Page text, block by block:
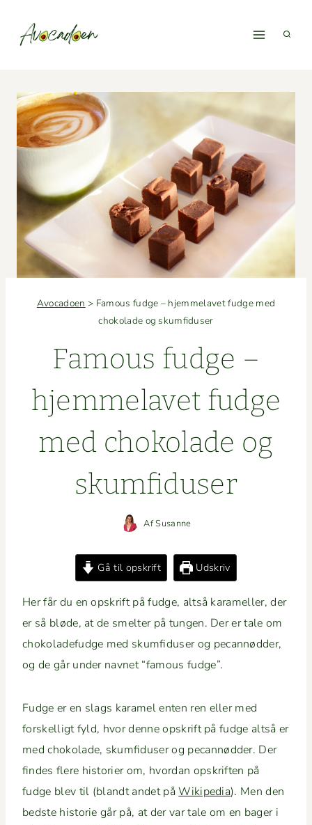
Avocadoen > Famous fudge – hjemmelavet fudge med
chokolade og skumfiduser
Famous fudge –
hjem­melavet fudge
med choko­lade og
skumfiduser
AfSusanne
Gå til opskrift Udskriv
Her får du en opskrift på fudge, alt­så karameller, der
er så bløde, at de smelter på tun­gen. Der er tale om
choko­lade­fudge med skum­fiduser og pecan­nød­der,
og de går under navnet “famous fudge”.
Fudge er en slags karamel enten ren eller med
forskel­ligt fyld, hvor denne opskrift på fudge alt­så er
med choko­lade, skum­fiduser og pecan­nød­der. Der
find­es flere his­to­ri­er om, hvor­dan opskriften på
fudge blev til (blandt andet påWikipedia). Men den
bed­ste his­to­rie går på, at der var tale om en bager i